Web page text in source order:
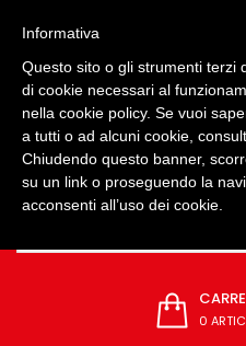
0
Informativa
Questo sito o gli strumenti terzi
di cookie necessari al
nella cookie policy. Se vuoi
a tutti o ad alcuni cookie,
Chiudendo questo banner,
su un link o proseguendo la
acconsenti all’uso dei cookie.